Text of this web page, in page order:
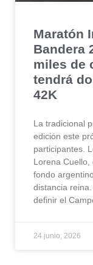
Maratón
Bandera
miles de
tendrá
42K
La tradicional
edición este
participantes.
Lorena
fondo
distancia
definir el
24 junio, 2026